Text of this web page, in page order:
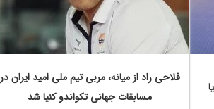
فلاحی راد از میانه، مربی تیم ملی امید ایران در
مسابقات جهانی تکواندو کنیا شد